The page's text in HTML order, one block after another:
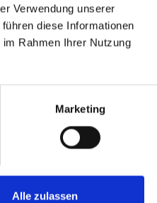
Verwendung unserer
diese Informationen
Rahmen Ihrer Nutzung
Marketing
Alle zulassen
vor diesen
kannst, sondern
Formatierung
Erwartungen, und
Vorlage
große
wird die